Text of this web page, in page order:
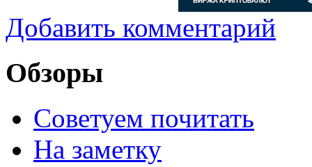
Добавить комментарий
Обзоры
Советуем почитать
На заметку